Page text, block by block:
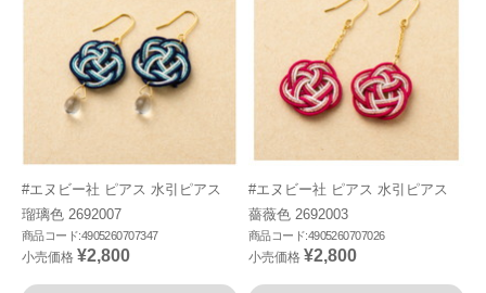
#エヌビー社 ピアス 水引ピアス
瑠璃色 2692007
商品コード:4905260707347
小売価格 ¥2,800
#エヌビー社 ピアス 水引ピアス
薔薇色 2692003
商品コード:4905260707026
小売価格 ¥2,800